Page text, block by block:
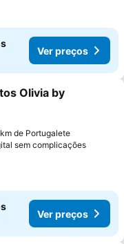
Ver preços
aos favoritos
Olivia by
km de Portugalete
sem complicaçõesVer
Ver preços